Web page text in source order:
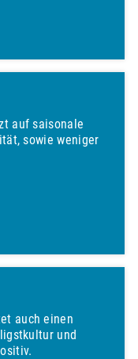
auf saisonale
sowie weniger
auch einen
und